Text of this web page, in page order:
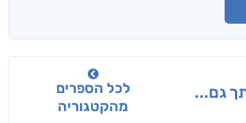
גם...
לכל הספרים
מהקטגוריה